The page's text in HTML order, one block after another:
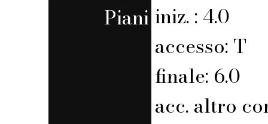
Piani iniz. : 4.0
accesso: T
finale: 6.0
acc. altro